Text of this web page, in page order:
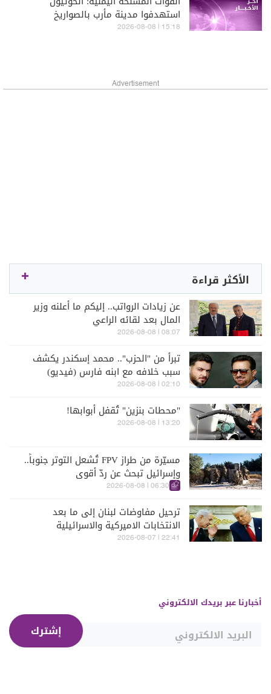
استهدفوا مدينة مأرب بالصواريخ
15:18 | 2026-08-08
Advertisement
الأكثر قراءة
عن زيادات الرواتب.. إليكم ما أعلنه وزير
المال بعد لقائه الراعي
08:07 | 2026-08-08
تبرأ من "الحزب".. محمد إسكندر يكشف
سبب خلافه مع ابنه فارس (فيديو)
02:10 | 2026-08-08
"محطات بنزين" تُقفل أبوابها!
13:20 | 2026-08-08
مسيّرة من طراز FPV تُشعل التوتر جنوباً..
وإسرائيل تبحث عن ردّ أقوى
06:30 | 2026-08-08
ترحيل مفاوضات لبنان إلى ما بعد
الانتخابات الاميركية والاسرائيلية
22:41 | 2026-08-07
أخبارنا عبر بريدك الالكتروني
إشترك